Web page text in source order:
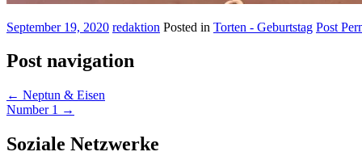
September 19, 2020 redaktion Posted in Torten - Geburtstag Post
Post navigation
← Neptun & Eisen
Number 1 →
Soziale Netzwerke